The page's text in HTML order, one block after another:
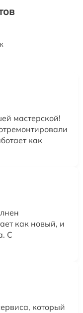
мастерской!
как
как новый, и
С
который